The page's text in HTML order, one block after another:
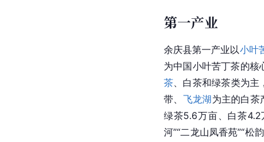
第一产业
余庆县第一产业以小叶
为中国小叶苦丁茶的核
茶、白茶和绿茶类为主
带、 飞龙湖为主的白茶
绿茶5.6万亩、白茶
河”“二龙山凤香苑”“松